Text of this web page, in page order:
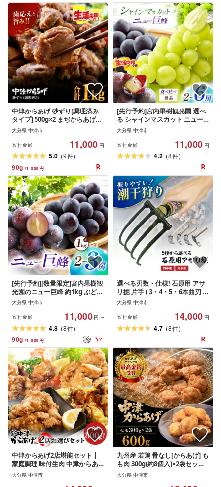
中津からあげ 砂ずり[調理済み
タイプ] 500g×2 まぢからあげ店
| 味付調理済み 冷凍便 国産鶏使
用 鶏肉 中津からあげ 唐揚げ か
らあげ から揚げ レンジ 冷凍 冷
凍食品 弁当 おかず お惣菜 おつ
まみ 大分県 中津市
大分県 中津市
寄付金額 11,000 円
5.0 (9件)
90g /1,000 円
[先行予約]宮内果樹観光園 選べ
る シャインマスカット ニュー
巨峰 食べ比べ 単品 2房 〜 6房 (
約 1kg / 2kg ) | フルーツ 果物
くだもの ぶどう ブドウ 葡萄 マ
スカット 巨峰 セット 産地直送
大分県 中津市 [発送は2026年8
月5日〜2026年9月10日頃予定]
大分県 中津市
寄付金額 11,000 円
4.2 (8件)
[先行予約][数量限定]宮内果樹観
光園のニュー巨峰 約1kg ぶどう
2〜3房 | フルーツ くだもの 巨
峰 ニュー巨峰 大分県 中津市
大分県 中津市
寄付金額 11,000 円〜
4.8 (8件)
90g /1,000 円
選べる刃数・仕様! 石原用 アサ
リ掘 片手 ( 3・4・5・6本曲刃 ) /
両手 ( 8本曲刃 ) | アサリ堀 潮干
狩り 道具 原石用 貝取り 貝堀 レ
ジャー 熊手 くまで レーキ 日本
製 大分県産 九州産 中津市
大分県 中津市
寄付金額 14,000 円
4.7 (8件)
中津からあげ2店堪能セット |
家庭調理 味付生肉 中津からあ
げ 唐揚げ からあげ から揚げ レ
ンジ 冷凍 冷凍食品 [選べる店舗
大分県 中津市
九州産 若鶏 骨なし[からあげ] も
も肉 300g(約8個入)×2袋セット
[bg0005]
大分県 中津市